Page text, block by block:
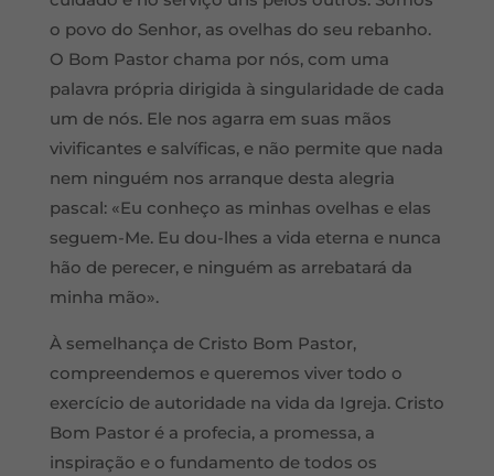
o povo do Senhor, as ovelhas do seu rebanho.
O Bom Pastor chama por nós, com uma
palavra própria dirigida à singularidade de cada
um de nós. Ele nos agarra em suas mãos
vivificantes e salvíficas, e não permite que nada
nem ninguém nos arranque desta alegria
pascal: «Eu conheço as minhas ovelhas e elas
seguem-Me. Eu dou-lhes a vida eterna e nunca
hão de perecer, e ninguém as arrebatará da
minha mão».
À semelhança de Cristo Bom Pastor,
compreendemos e queremos viver todo o
exercício de autoridade na vida da Igreja. Cristo
Bom Pastor é a profecia, a promessa, a
inspiração e o fundamento de todos os